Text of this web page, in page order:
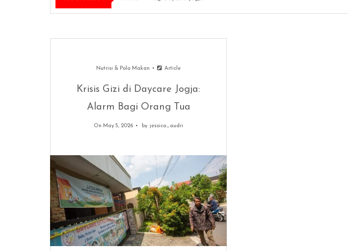
Nutrisi & Pola Makan Article
Krisis Gizi di Daycare Jogja:
Alarm Bagi Orang Tua
On May 5, 2026 by jessica_audri